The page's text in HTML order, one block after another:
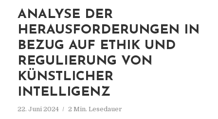
ANALYSE DER
HERAUSFORDERUNGEN IN
BEZUG AUF ETHIK UND
REGULIERUNG VON
KÜNSTLICHER
INTELLIGENZ
22. Juni 2024 2 Min. Lesedauer